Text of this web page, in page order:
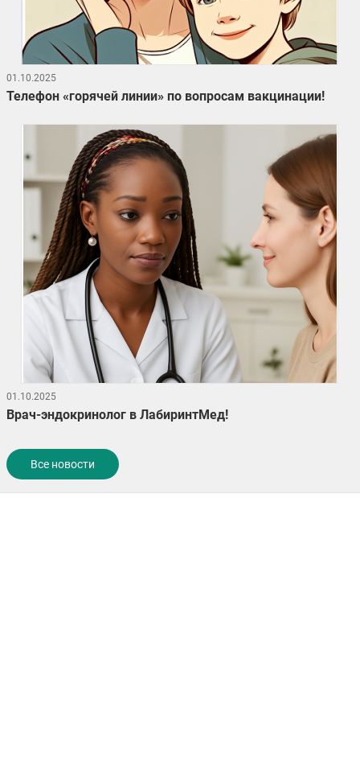
01.10.2025
Телефон «горячей линии» по вопросам вакцинации!
01.10.2025
Врач-эндокринолог в ЛабиринтМед!
Все новости